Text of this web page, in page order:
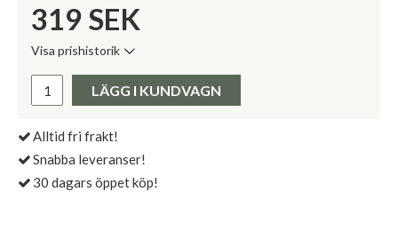
319 SEK
Visa prishistorik
Pris:
LÄGG I KUNDVAGN
Alltid fri frakt!
Snabba leveranser!
30 dagars öppet köp!